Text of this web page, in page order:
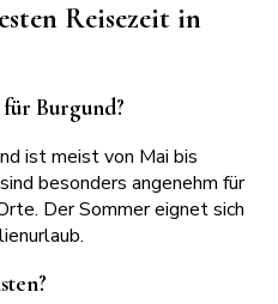
Reisezeit in
für Burgund?
ist meist von Mai bis
besonders angenehm für
Der Sommer eignet sich